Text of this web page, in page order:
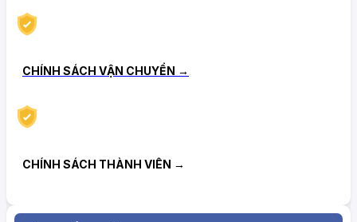
CHÍNH SÁCH VẬN CHUYỂN →
CHÍNH SÁCH THÀNH VIÊN →